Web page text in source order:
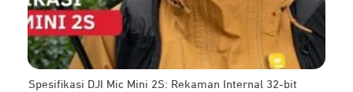
Spesifikasi DJI Mic Mini 2S: Rekaman Internal 32-bit